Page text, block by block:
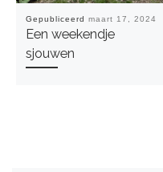
Gepubliceerd maart 17, 2024
Een weekendje
sjouwen